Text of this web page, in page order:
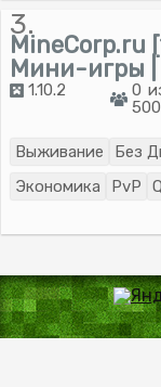
3.
MineCorp.ru
Мини-игры |
1.10.2
0
500
Выживание Без
Экономика
PvP